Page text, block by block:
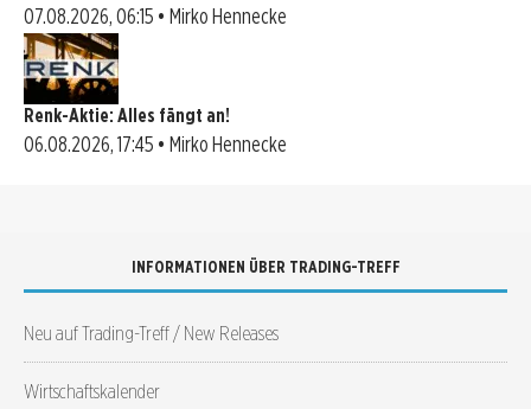
07.08.2026, 06:15 • Mirko Hennecke
Renk-Aktie: Alles fängt an!
06.08.2026, 17:45 • Mirko Hennecke
INFORMATIONEN ÜBER TRADING-TREFF
Neu auf Trading-Treff / New Releases
Wirtschaftskalender